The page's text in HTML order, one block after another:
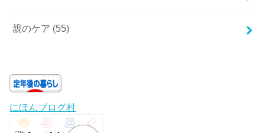
親のケア (55)
にほんブログ村